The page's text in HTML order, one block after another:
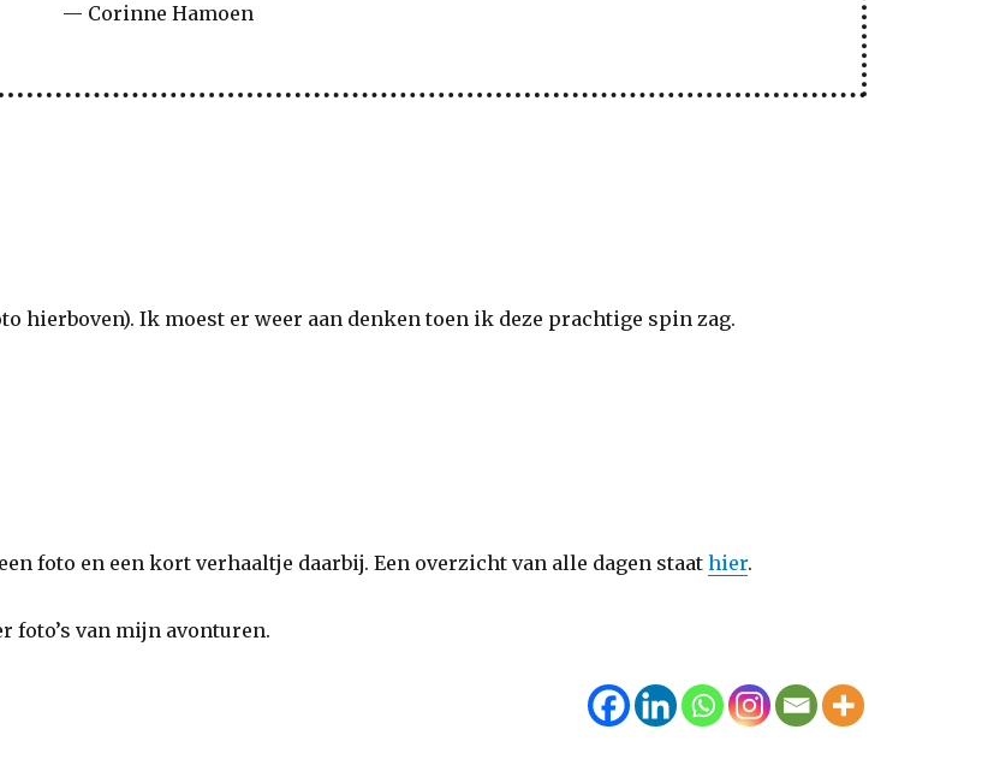
Corinne Hamoen
hierboven). Ik moest er weer aan denken toen ik deze prachtige spin zag.
foto en een kort verhaaltje daarbij. Een overzicht van alle dagen staathier.
foto’s van mijn avonturen.